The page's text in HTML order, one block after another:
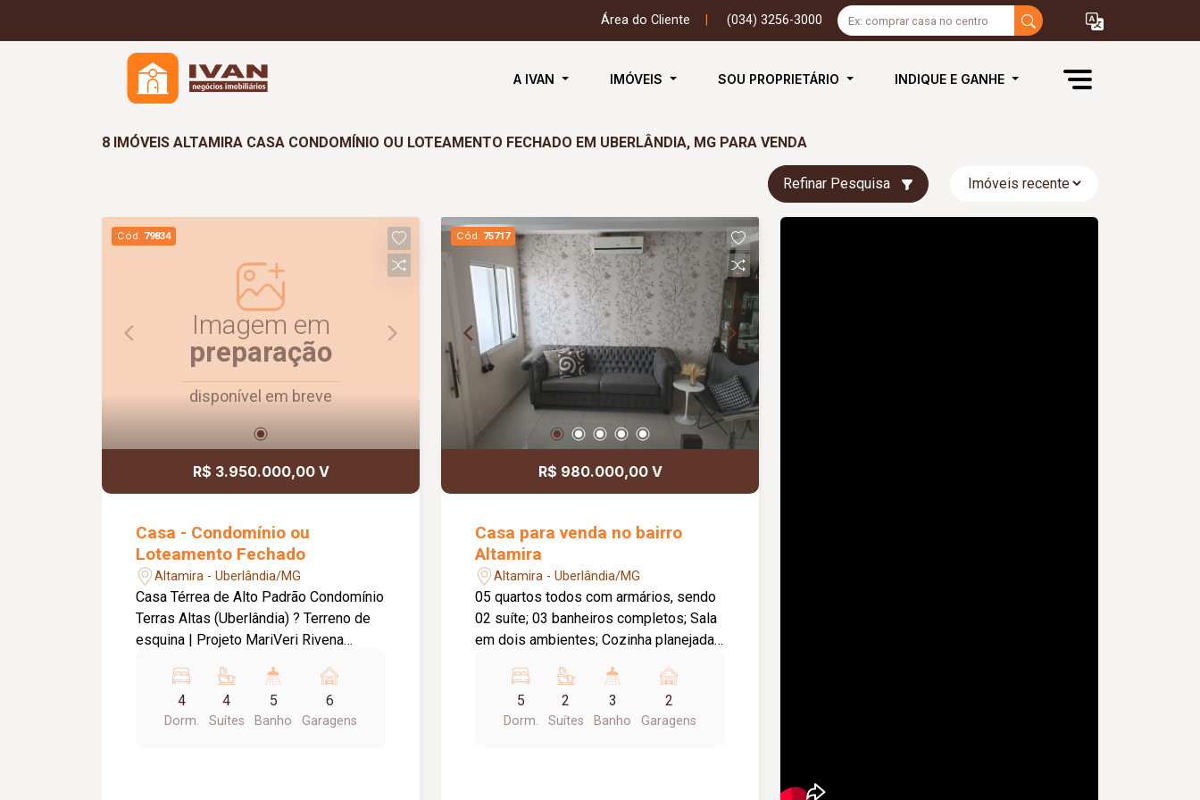
Área do Cliente (034) 3256-3000
A IVAN IMÓVEIS SOU PROPRIETÁRIO INDIQUE E GANHE
8 IMÓVEIS ALTAMIRA CASA CONDOMÍNIO OU LOTEAMENTO FECHADO EM UBERLÂNDIA, MG PARA VENDA
Refinar Pesquisa
Cód. 79834
Imagem em
preparação
disponível em breve
R$ 3.950.000,00 V
Casa - Condomínio ou
Loteamento Fechado
Altamira - Uberlândia/MG
Casa Térrea de Alto Padrão Condomínio
Terras Altas (Uberlândia) ? Terreno de
esquina | Projeto MariVeri Rivena
Terreno: 546,31 m² ? Área construída:
303,27 m² + 15 m² de sóton (não
contabilizados) ? 4 suítes, sendo 1
4
Dorm.
4
Suítes
5
Banho
6
Garagens
Cód. 75717
R$ 980.000,00 V
Casa para venda no bairro
Altamira
Altamira - Uberlândia/MG
05 quartos todos com armários, sendo
02 suíte; 03 banheiros completos; Sala
em dois ambientes; Cozinha planejada;
serviços; Garagem.
5
Dorm.
2
Suítes
3
Banho
2
Garagens